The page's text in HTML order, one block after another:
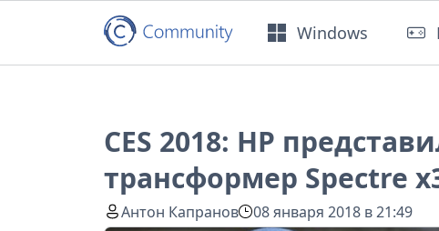
Windows
CES 2018: HP
трансформер Spectre
Антон Капранов 08 января 2018 в 21:49